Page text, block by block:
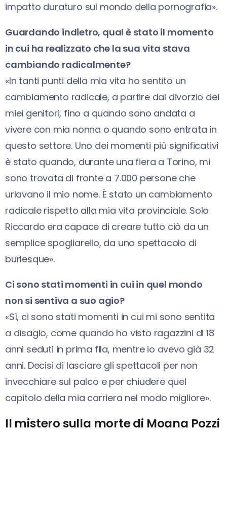
impatto duraturo sul mondo della pornografia».
Guardando indietro, qual è stato il momento
in cui ha realizzato che la sua vita stava
cambiando radicalmente?
«In tanti punti della mia vita ho sentito un
cambiamento radicale, a partire dal divorzio dei
miei genitori, fino a quando sono andata a
vivere con mia nonna o quando sono entrata in
questo settore. Uno dei momenti più significativi
è stato quando, durante una fiera a Torino, mi
sono trovata di fronte a 7.000 persone che
urlavano il mio nome. È stato un cambiamento
radicale rispetto alla mia vita provinciale. Solo
Riccardo era capace di creare tutto ciò da un
semplice spogliarello, da uno spettacolo di
burlesque».
Ci sono stati momenti in cui in quel mondo
non si sentiva a suo agio?
«Sì, ci sono stati momenti in cui mi sono sentita
a disagio, come quando ho visto ragazzini di 18
anni seduti in prima fila, mentre io avevo già 32
anni. Decisi di lasciare gli spettacoli per non
invecchiare sul palco e per chiudere quel
capitolo della mia carriera nel modo migliore».
Il mistero sulla morte di Moana Pozzi